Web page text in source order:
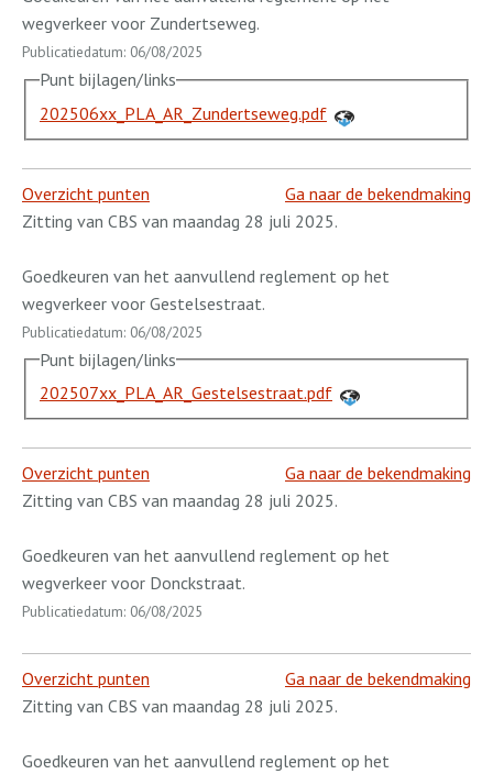
wegverkeer voor Zundertseweg.
Publicatiedatum: 06/08/2025
Punt bijlagen/links
202506xx_PLA_AR_Zundertseweg.pdf
Overzicht punten
Ga naar de bekendmaking
Zitting van CBS van maandag 28 juli 2025.
Goedkeuren van het aanvullend reglement op het
wegverkeer voor Gestelsestraat.
Publicatiedatum: 06/08/2025
Punt bijlagen/links
202507xx_PLA_AR_Gestelsestraat.pdf
Overzicht punten
Ga naar de bekendmaking
Zitting van CBS van maandag 28 juli 2025.
Goedkeuren van het aanvullend reglement op het
wegverkeer voor Donckstraat.
Publicatiedatum: 06/08/2025
Overzicht punten
Ga naar de bekendmaking
Zitting van CBS van maandag 28 juli 2025.
Goedkeuren van het aanvullend reglement op het